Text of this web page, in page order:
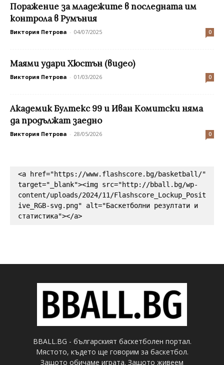
Поражение за младежите в последната им
контрола в Румъния
Виктория Петрова - 04/07/2025 0
Маями удари Хюстън (видео)
Виктория Петрова - 01/03/2026 0
Академик Бултекс 99 и Иван Комитски няма
да продължат заедно
Виктория Петрова - 28/05/2026 0
<a href="https://www.flashscore.bg/basketball/"
target="_blank"><img src="http://bball.bg/wp-
content/uploads/2024/11/Flashscore_Lockup_Posit
ive_RGB-svg.png" alt="Баскетболни резултати и
статистика"></a>
BBALL.BG - българският баскетболен портал.
Мястото, където ще говорим за баскетбол.
Защото обичаме играта. Защото живеем